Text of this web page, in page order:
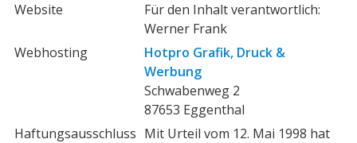
Website
Für den Inhalt verantwortlich:
Werner Frank
Webhosting
Hotpro Grafik, Druck &
Werbung
Schwabenweg 2
87653 Eggenthal
Haftungsausschluss Mit Urteil vom 12. Mai 1998 hat